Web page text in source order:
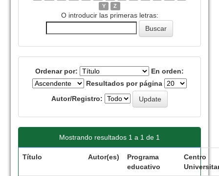
Y
Z
O introducir las primeras letras:
Ordenar por:
En orden:
Resultados por página
Autor/Registro:
Mostrando resultados 1 a 1 de 1
Título Autor(es)
Programa
educativo
Centro